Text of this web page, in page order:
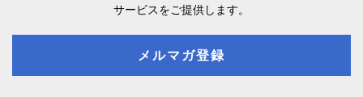
サービスをご提供します。
メルマガ登録